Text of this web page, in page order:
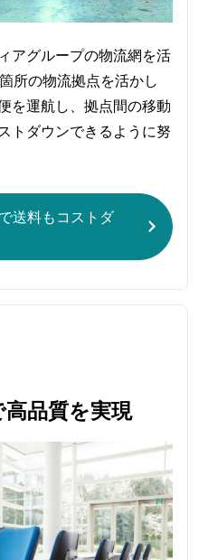
アグループの物流網を活
所の物流拠点を活かし
を運航し、拠点間の移動
トダウンできるように努
送料もコストダ
高品質を実現